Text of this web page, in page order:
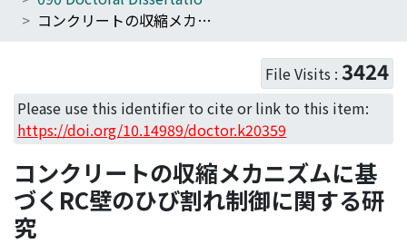
Communities
Access Statistics
Library Network
コンクリートの収縮メカニズムに基づくRC壁のひび割れ制御に関する研究
File Visits : 3424
Please use this identifier to cite or link to this item:
https://doi.org/10.14989/doctor.k20359
コンクリートの収縮メカニズムに基
づくRC壁のひび割れ制御に関する研
究